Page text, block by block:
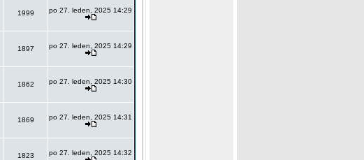
1999 po 27. leden, 2025 14:29
1897 po 27. leden, 2025 14:29
1862 po 27. leden, 2025 14:30
1869 po 27. leden, 2025 14:31
1823 po 27. leden, 2025 14:32